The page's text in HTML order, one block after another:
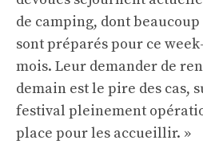
de camping, dont
sont préparés pour ce
mois. Leur demander de
demain est le pire des cas,
festival pleinement
place pour les accueillir. »